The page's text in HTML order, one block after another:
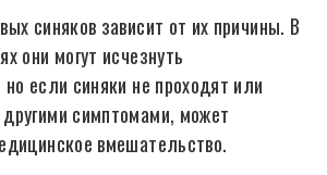
синяков зависит от их причины. В
они могут исчезнуть
если синяки не проходят или
симптомами, может
вмешательство.